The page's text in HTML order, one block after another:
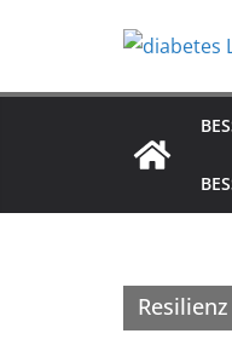
Resilienz